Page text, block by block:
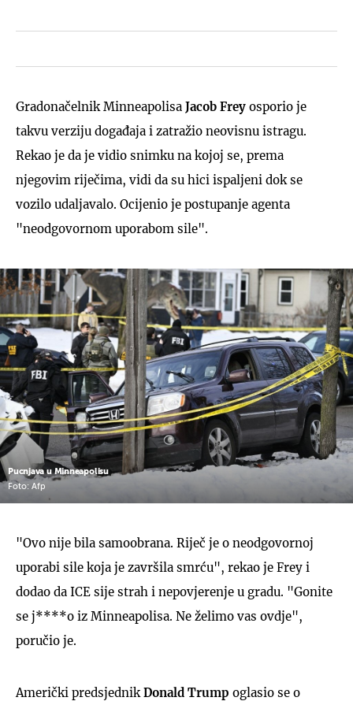
Gradonačelnik Minneapolisa Jacob Frey osporio je
takvu verziju događaja i zatražio neovisnu istragu.
Rekao je da je vidio snimku na kojoj se, prema
njegovim riječima, vidi da su hici ispaljeni dok se
vozilo udaljavalo. Ocijenio je postupanje agenta
"neodgovornom uporabom sile".
Pucnjava u Minneapolisu
Foto: Afp
"Ovo nije bila samoobrana. Riječ je o neodgovornoj
uporabi sile koja je završila smrću", rekao je Frey i
dodao da ICE sije strah i nepovjerenje u gradu. "Gonite
se j****o iz Minneapolisa. Ne želimo vas ovdje",
poručio je.
Američki predsjednikDonald Trump oglasio se o